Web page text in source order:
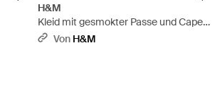
H&M
Kleid mit gesmokter Passe und Cape-
Detail - Grün
Von H&M